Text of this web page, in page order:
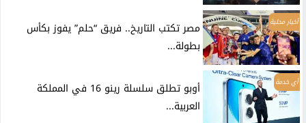
أخبار محلية
مصر تكتب التاريخ.. فريق “حلم” يفوز بكأس
بطولة...
أي خدمة
أوبو تطلق سلسلة رينو 16 في المملكة
العربية...